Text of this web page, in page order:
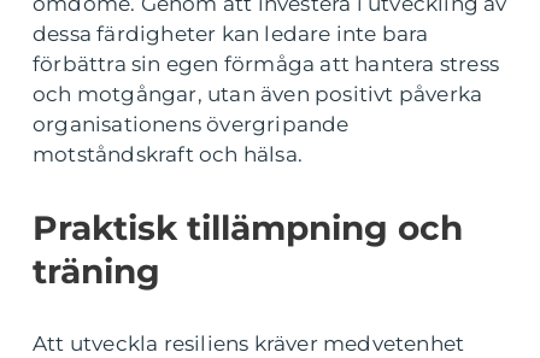
dessa färdigheter kan ledare inte bara
förbättra sin egen förmåga att hantera stress
och motgångar, utan även positivt påverka
organisationens övergripande
motståndskraft och hälsa.
Praktisk tillämpning och
träning
Att utveckla resiliens kräver medvetenhet